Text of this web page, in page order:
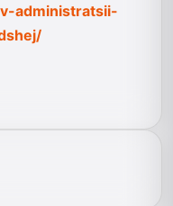
administratsii-